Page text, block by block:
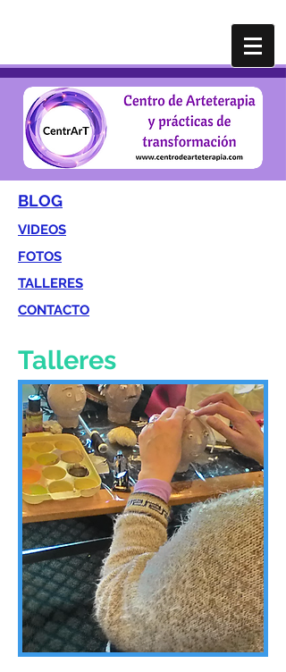
BLOG
VIDEOS
FOTOS
TALLERES
CONTACTO
Talleres